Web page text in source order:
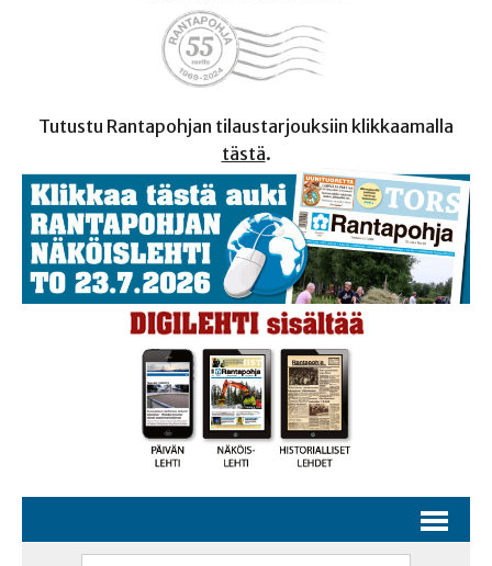
Tutustu Rantapohjan tilaustarjouksiin klikkaamalla
tästä.